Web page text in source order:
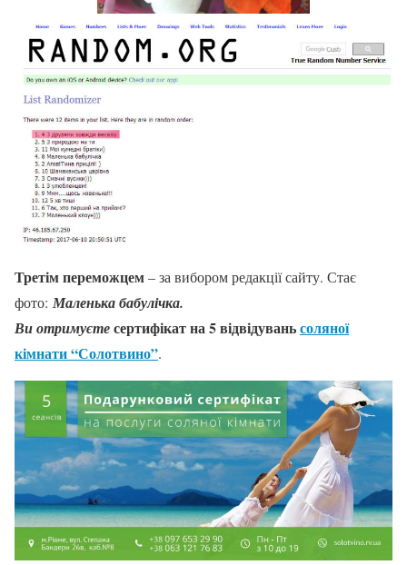
Третім переможцем– за вибором редакції сайту. Стає
фото: Маленька бабулічка.
Ви отримуєтесертифікат на 5відвідуваньсоляної
кімнати “Солотвино”.